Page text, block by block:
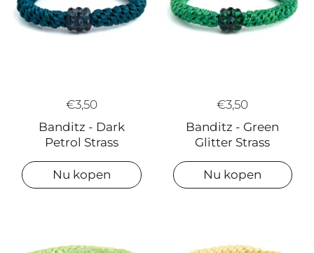
€3,50
Banditz - Dark
Petrol Strass
Nu kopen
€3,50
Banditz - Green
Glitter Strass
Nu kopen